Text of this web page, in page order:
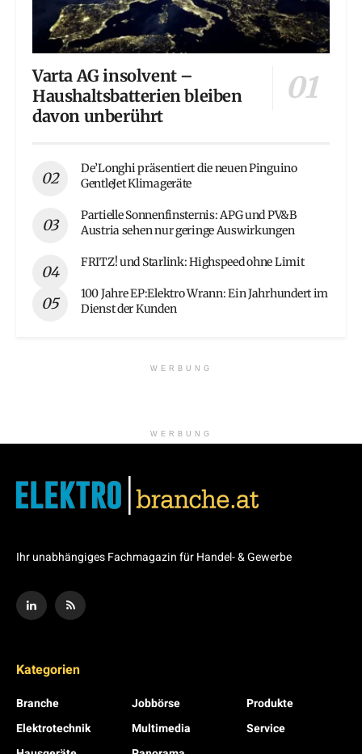
Varta AG insolvent –
Haushaltsbatterien bleiben
davon unberührt
De’Longhi präsentiert die neuen Pinguino
GentleJet Klimageräte
Partielle Sonnenfinsternis: APG und PV&B
Austria sehen nur geringe Auswirkungen
FRITZ! und Starlink: Highspeed ohne Limit
100 Jahre EP:Elektro Wrann: Ein Jahrhundert im
Dienst der Kunden
WERBUNG
WERBUNG
Ihr unabhängiges Fachmagazin für Handel- & Gewerbe
Kategorien
Branche
Elektrotechnik
Jobbörse
Multimedia
Produkte
Service